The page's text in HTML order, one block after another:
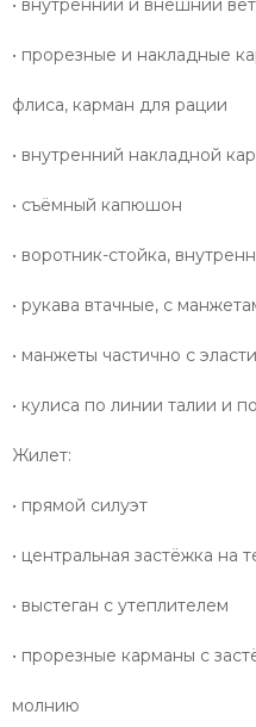
• внутренний и внешний
• прорезные и накладные
флиса, карман для рации
• внутренний накладной
• съёмный капюшон
• воротник-стойка,
• рукава втачные, с
• манжеты частично с
• кулиса по линии талии и
Жилет:
• прямой силуэт
• центральная застёжка на
• выстеган с утеплителем
• прорезные карманы с
молнию